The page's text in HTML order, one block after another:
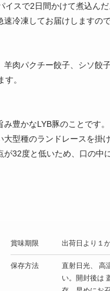
スで2日間かけて煮込ん
冷凍してお届けしますの
肉パクチー餃子、シソ餃
。
豊かなLYB豚のことです。
型種のランドレースを掛
32度と低いため、口の中
賞味期限 出荷日より１
保存方法
直射日光、 高
い。開封後は